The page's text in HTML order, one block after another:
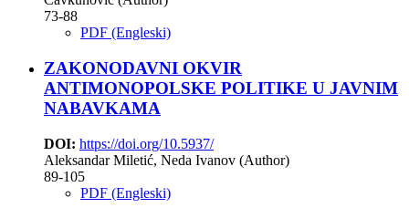
73-88
PDF (Engleski)
ZAKONODAVNI OKVIR
ANTIMONOPOLSKE POLITIKE U JAVNIM
NABAVKAMA
DOI: https://doi.org/10.5937/
Aleksandar Miletić, Neda Ivanov (Author)
89-105
PDF (Engleski)